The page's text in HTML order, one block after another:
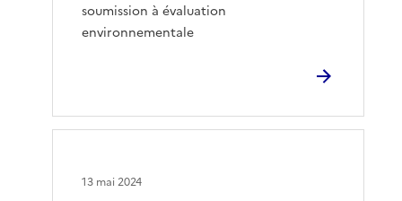
soumission à évaluation
environnementale
13 mai 2024